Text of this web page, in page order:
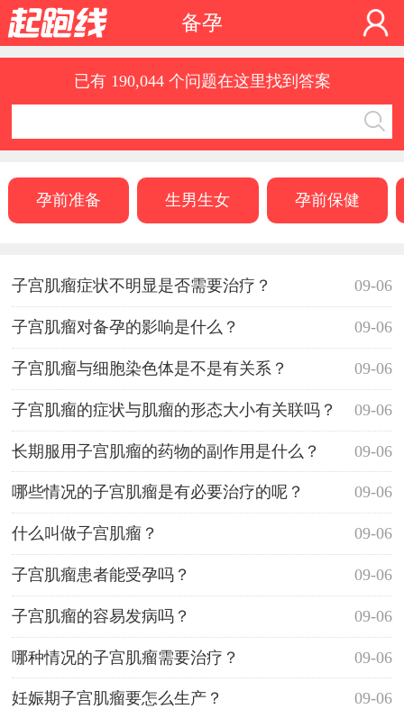
备孕
已有 190,044 个问题在这里找到答案
孕前准备 生男生女 孕前保健
09-06
子宫肌瘤症状不明显是否需要治疗？
09-06
子宫肌瘤对备孕的影响是什么？
09-06
子宫肌瘤与细胞染色体是不是有关系？
09-06
子宫肌瘤的症状与肌瘤的形态大小有关联吗？
09-06
长期服用子宫肌瘤的药物的副作用是什么？
09-06
哪些情况的子宫肌瘤是有必要治疗的呢？
09-06
什么叫做子宫肌瘤？
09-06
子宫肌瘤患者能受孕吗？
09-06
子宫肌瘤的容易发病吗？
09-06
哪种情况的子宫肌瘤需要治疗？
09-06
妊娠期子宫肌瘤要怎么生产？